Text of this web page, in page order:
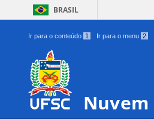
BRASIL
Ir para o conteúdo 1 Ir para o menu 2
Nuvem